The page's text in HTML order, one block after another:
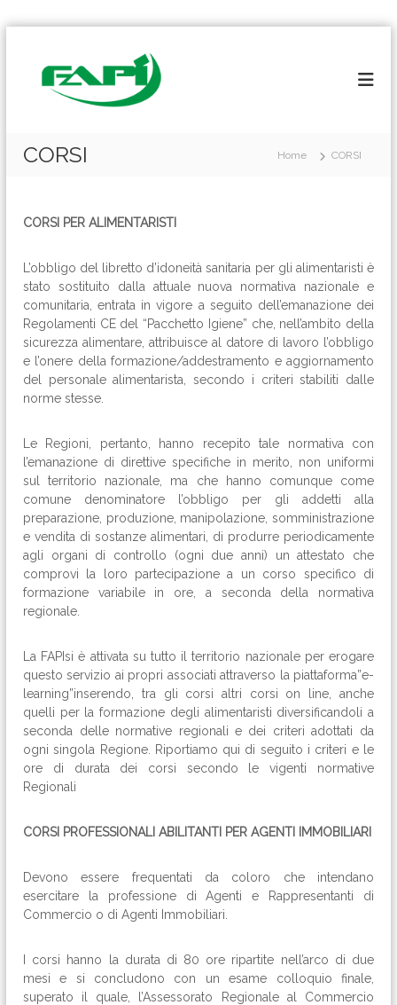
CORSI Home CORSI
CORSI PER ALIMENTARISTI
L’obbligo del libretto d’idoneità sanitaria per gli alimentaristi è
stato sostituito dalla attuale nuova normativa nazionale e
comunitaria, entrata in vigore a seguito dell’emanazione dei
Regolamenti CE del “Pacchetto Igiene” che, nell’ambito della
sicurezza alimentare, attribuisce al datore di lavoro l’obbligo
e l’onere della formazione/addestramento e aggiornamento
del personale alimentarista, secondo i criteri stabiliti dalle
norme stesse.
Le Regioni, pertanto, hanno recepito tale normativa con
l’emanazione di direttive specifiche in merito, non uniformi
sul territorio nazionale, ma che hanno comunque come
comune denominatore l’obbligo per gli addetti alla
preparazione, produzione, manipolazione, somministrazione
e vendita di sostanze alimentari, di produrre periodicamente
agli organi di controllo (ogni due anni) un attestato che
comprovi la loro partecipazione a un corso specifico di
formazione variabile in ore, a seconda della normativa
regionale.
La FAPIsi è attivata su tutto il territorio nazionale per erogare
questo servizio ai propri associati attraverso la piattaforma”e-
learning”inserendo, tra gli corsi altri corsi on line, anche
quelli per la formazione degli alimentaristi diversificandoli a
seconda delle normative regionali e dei criteri adottati da
ogni singola Regione. Riportiamo qui di seguito i criteri e le
ore di durata dei corsi secondo le vigenti normative
Regionali
CORSI PROFESSIONALI ABILITANTI PER AGENTI IMMOBILIARI
Devono essere frequentati da coloro che intendano
esercitare la professione di Agenti e Rappresentanti di
Commercio o di Agenti Immobiliari.
I corsi hanno la durata di 80 ore ripartite nell’arco di due
mesi e si concludono con un esame colloquio finale,
superato il quale, l’Assessorato Regionale al Commercio